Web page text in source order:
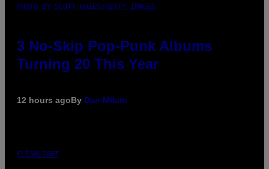
PHOTO BY SCOTT GRIES/GETTY IMAGES
3 No-Skip Pop-Punk Albums
Turning 20 This Year
12 hours agoBy Dan Milam
FLESHLIGHT